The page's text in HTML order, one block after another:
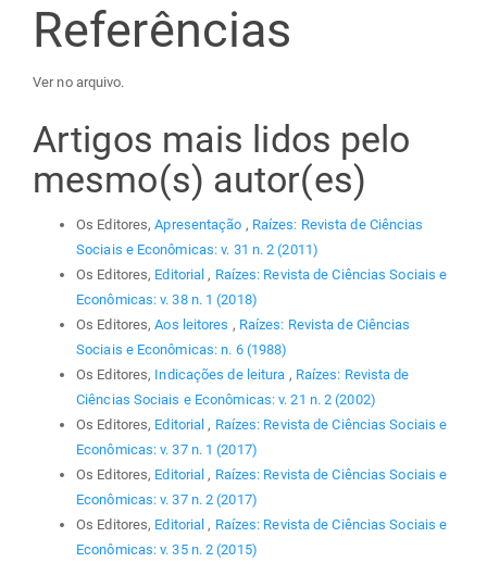
Referências
Ver no arquivo.
Artigos mais lidos pelo
mesmo(s) autor(es)
Os Editores,Apresentação , Raízes: Revista de Ciências
Sociais e Econômicas: v. 31 n. 2 (2011)
Os Editores, Editorial, Raízes: Revista de Ciências Sociais e
Econômicas: v. 38 n. 1 (2018)
Os Editores,Aos leitores , Raízes: Revista de Ciências
Sociais e Econômicas: n. 6 (1988)
Os Editores, Indicações de leitura , Raízes: Revista de
Ciências Sociais e Econômicas: v. 21 n. 2 (2002)
Os Editores, Editorial, Raízes: Revista de Ciências Sociais e
Econômicas: v. 37 n. 1 (2017)
Os Editores, Editorial, Raízes: Revista de Ciências Sociais e
Econômicas: v. 37 n. 2 (2017)
Os Editores, Editorial, Raízes: Revista de Ciências Sociais e
Econômicas: v. 35 n. 2 (2015)